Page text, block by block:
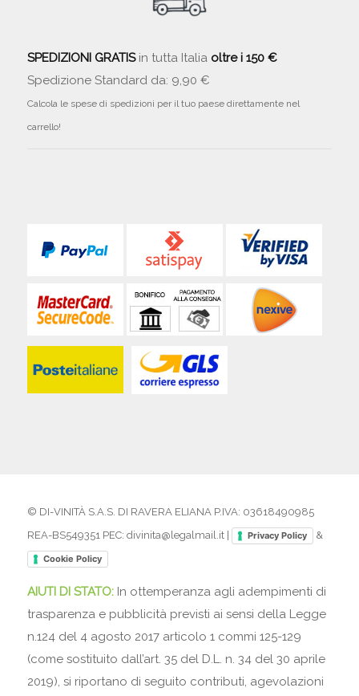
SPEDIZIONI GRATISin tutta Italia oltre i 150 €
Spedizione Standard da: 9,90 €
Calcola le spese di spedizioni per il tuo paese direttamente nel
carrello!
© DI-VINITÀ S.A.S. DI RAVERA ELIANA P.IVA: 03618490985
REA-BS549351 PEC: divinita@legalmail.it |
Privacy Policy &
Cookie Policy
AIUTI DI STATO: In ottemperanza agli adempimenti di
trasparenza e pubblicità previsti ai sensi della Legge
n.124 del 4 agosto 2017 articolo 1 commi 125-129
(come sostituito dall’art. 35 del D.L. n. 34 del 30 aprile
2019), si riportano di seguito contributi, agevolazioni